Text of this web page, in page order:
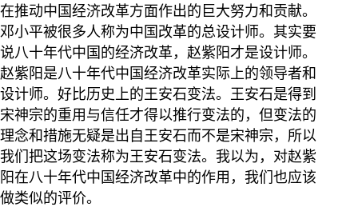
在推动中国经济改革方面作出的巨大努力和贡献。
邓小平被很多人称为中国改革的总设计师。其实要
说八十年代中国的经济改革，赵紫阳才是设计师。
赵紫阳是八十年代中国经济改革实际上的领导者和
设计师。好比历史上的王安石变法。王安石是得到
宋神宗的重用与信任才得以推行变法的，但变法的
理念和措施无疑是出自王安石而不是宋神宗，所以
我们把这场变法称为王安石变法。我以为，对赵紫
阳在八十年代中国经济改革中的作用，我们也应该
做类似的评价。